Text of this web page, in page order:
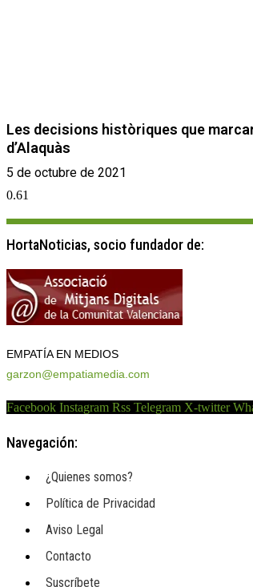
Les decisions històriques que
d’Alaquàs
5 de octubre de 2021
HortaNoticias, socio fundador de:
EMPATÍA EN MEDIOS
garzon@empatiamedia.com
Facebook Instagram Rss Telegram X-twitter
Navegación:
¿Quienes somos?
Política de Privacidad
Aviso Legal
Contacto
Suscríbete